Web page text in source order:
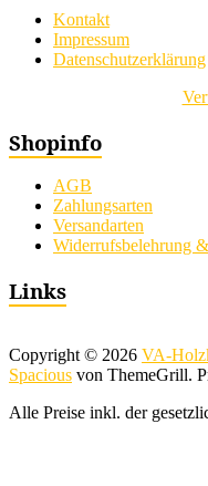
Kontakt
Impressum
Datenschutzerklärung
Shopinfo
AGB
Zahlungsarten
Versandarten
Widerrufsbelehrung
Links
Copyright © 2026 VA-
Spacious von ThemeGrill.
Alle Preise inkl. der